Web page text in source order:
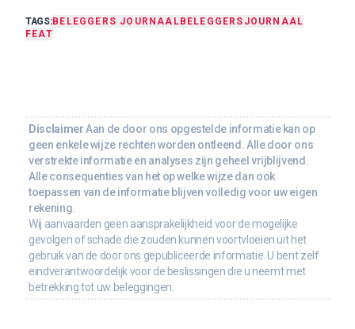
TAGS:BELEGGERS JOURNAAL BELEGGERSJOURNAAL
FEAT
Disclaimer Aan de door ons opgestelde informatie kan op
geen enkele wijze rechten worden ontleend. Alle door ons
verstrekte informatie en analyses zijn geheel vrijblijvend.
Alle consequenties van het op welke wijze dan ook
toepassen van de informatie blijven volledig voor uw eigen
rekening.
Wij aanvaarden geen aansprakelijkheid voor de mogelijke
gevolgen of schade die zouden kunnen voortvloeien uit het
gebruik van de door ons gepubliceerde informatie. U bent zelf
eindverantwoordelijk voor de beslissingen die u neemt met
betrekking tot uw beleggingen.